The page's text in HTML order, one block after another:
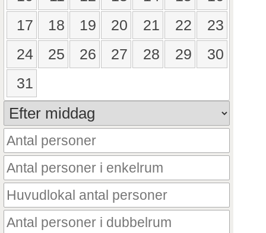
17
18 19 20 21 22
23
24
25 26 27 28 29
30
31